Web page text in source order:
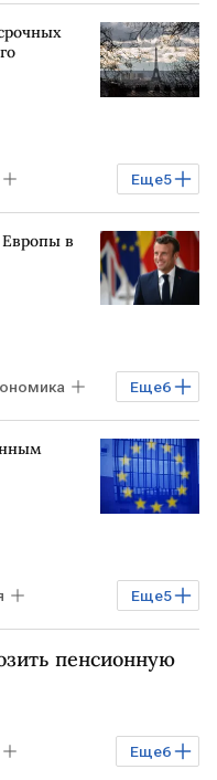
Еще5
Европы в
Еще6
Еще5
пенсионную
Еще6